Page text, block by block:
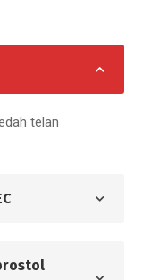
telan